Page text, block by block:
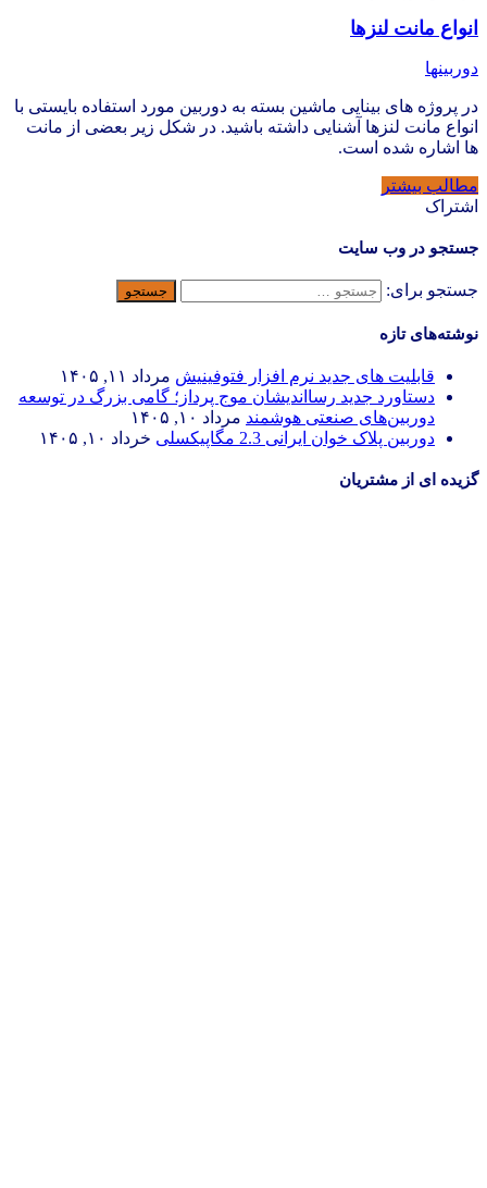
انواع مانت لنزها
دوربینها
در پروژه های بینایی ماشین بسته به دوربین مورد استفاده بایستی با
انواع مانت لنزها آشنایی داشته باشید. در شکل زیر بعضی از مانت
ها اشاره شده است.
مطالب بیشتر
اشتراک
جستجو در وب سایت
جستجو برای:
نوشته‌های تازه
قابلیت های جدید نرم افزار فتوفینیش مرداد ۱۱, ۱۴۰۵
دستاورد جدید رسااندیشان موج پرداز؛ گامی بزرگ در توسعه
دوربین‌های صنعتی هوشمند مرداد ۱۰, ۱۴۰۵
دوربین پلاک خوان ایرانی 2.3 مگاپیکسلی
خرداد ۱۰, ۱۴۰۵
گزیده ای از مشتریان